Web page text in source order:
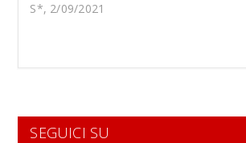
S*, 2/09/2021
SEGUICI SU